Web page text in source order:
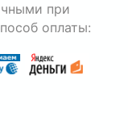
при
оплаты: